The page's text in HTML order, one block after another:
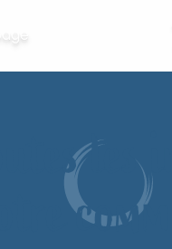
les
votre